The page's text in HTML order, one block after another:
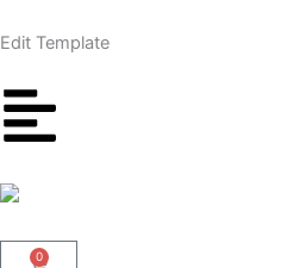
al
Edit Template
0